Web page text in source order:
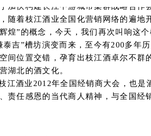
加快构建长江中游城市集群战略合作
随着枝江酒业全国化营销网络的遍地
煌”的概念，今天，我们再次叫响这
泰吉”槽坊演变而来，至今有200多年
间位置交错，孕育出枝江酒卓尔不
湖北的酒文化。
江酒业 2012年全国经销商大会，也是
责任感恩的当代商人精神，与全国